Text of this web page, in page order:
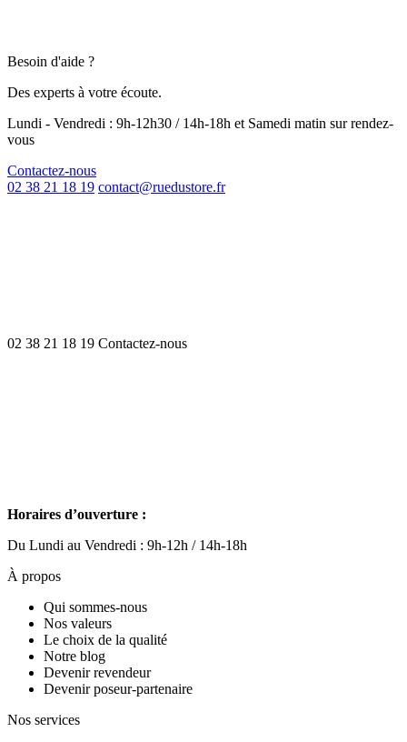
Besoin d'aide ?
Des experts à votre écoute.
Lundi - Vendredi : 9h-12h30 / 14h-18h et Samedi matin sur rendez-
vous
Contactez-nous
02 38 21 18 19 contact@ruedustore.fr
02 38 21 18 19 Contactez-nous
Horaires d’ouverture :
Du Lundi au Vendredi : 9h-12h / 14h-18h
À propos
Qui sommes-nous
Nos valeurs
Le choix de la qualité
Notre blog
Devenir revendeur
Devenir poseur-partenaire
Nos services